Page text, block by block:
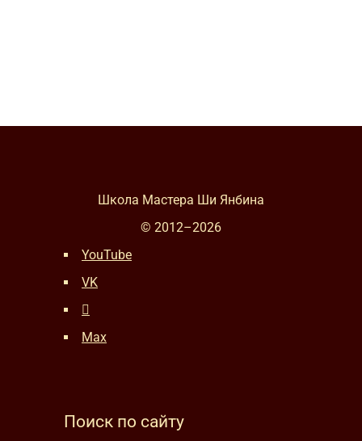
Школа Мастера Ши Янбина
© 2012–2026
YouTube
VK
Max
Поиск по сайту